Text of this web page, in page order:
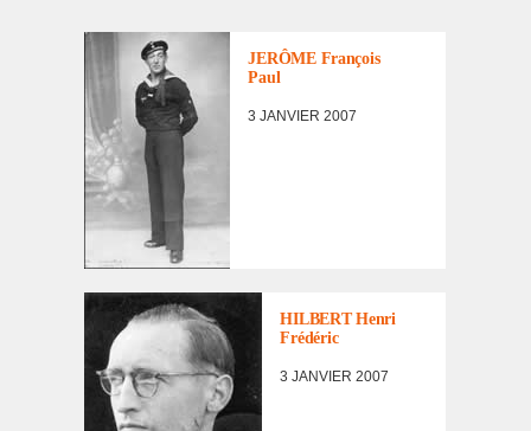
DE FORCE
FACE À
LEUR
DESTIN
JERÔME François
Paul
3 JANVIER 2007
LES
INCORPORÉS
DE FORCE
FACE À LEUR
DESTIN
HILBERT Henri
Frédé­ric
3 JANVIER 2007